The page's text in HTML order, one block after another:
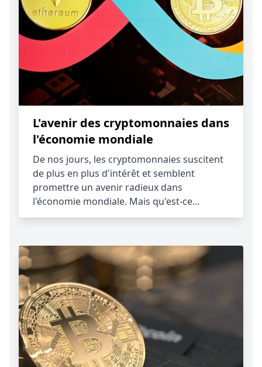
L'avenir des cryptomonnaies dans
l'économie mondiale
De nos jours, les cryptomonnaies suscitent
de plus en plus d'intérêt et semblent
promettre un avenir radieux dans
l'économie mondiale. Mais qu'est-ce…